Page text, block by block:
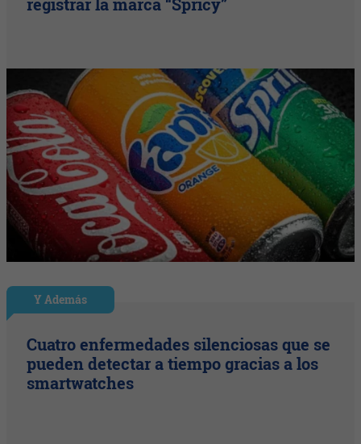
Y Además
Cuatro enfermedades silenciosas que se
pueden detectar a tiempo gracias a los
smartwatches